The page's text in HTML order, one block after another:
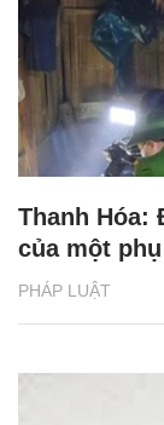
PHÁP LUẬT
Thanh Hóa:
của một